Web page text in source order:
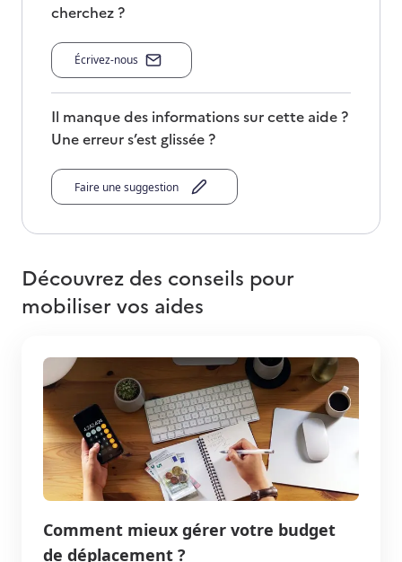
cherchez ?
Écrivez-nous
Il manque des informations sur cette aide ?
Une erreur s’est glissée ?
Faire une suggestion
Découvrez des conseils pour
mobiliser vos aides
Comment mieux gérer votre budget
de déplacement ?